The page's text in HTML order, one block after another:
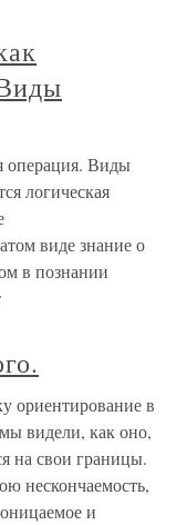
операция. Виды
логическая
виде знание о
в познании
ориентирование в
видели, как оно,
на свои границы.
нескончаемость,
и